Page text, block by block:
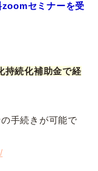
zoomセミナーを受
持続化補助金で経
手続きが可能で